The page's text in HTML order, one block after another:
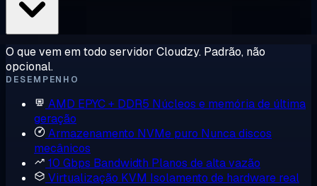
O que vem em todo servidor Cloudzy. Padrão, não
opcional.
DESEMPENHO
AMD EPYC + DDR5 Núcleos e memória de última
geração
Armazenamento NVMe puro Nunca discos
mecânicos
10 Gbps Bandwidth Planos de alta vazão
Virtualização KVM Isolamento de hardware real